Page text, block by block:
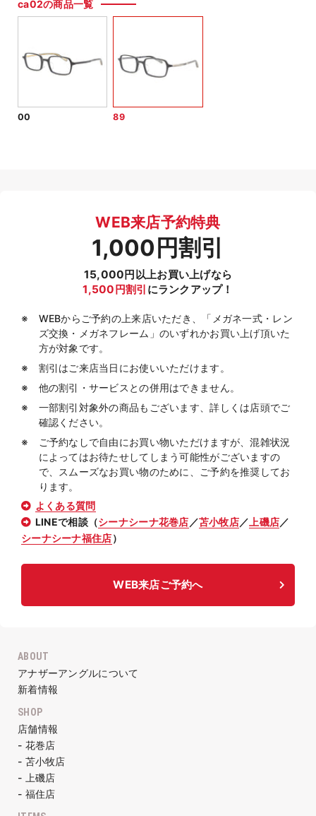
ca02の商品一覧
00 89
WEB来店予約特典
1,000円割引
15,000円以上お買い上げなら
1,500円割引 にランクアップ！
WEBからご予約の上来店いただき、「メガネ一式・レン
ズ交換・メガネフレーム」のいずれかお買い上げ頂いた
方が対象です。
割引はご来店当日にお使いいただけます。
他の割引・サービスとの併用はできません。
一部割引対象外の商品もございます、詳しくは店頭でご
確認ください。
ご予約なしで自由にお買い物いただけますが、混雑状況
によってはお待たせしてしまう可能性がございますの
で、スムーズなお買い物のために、ご予約を推奨してお
ります。
よくある質問
LINEで相談（シーナシーナ花巻店 ／苫小牧店／ 上磯店／
シーナシーナ福住店）
WEB来店ご予約へ
ABOUT
アナザーアングルについて
新着情報
SHOP
店舗情報
- 花巻店
- 苫小牧店
- 上磯店
- 福住店